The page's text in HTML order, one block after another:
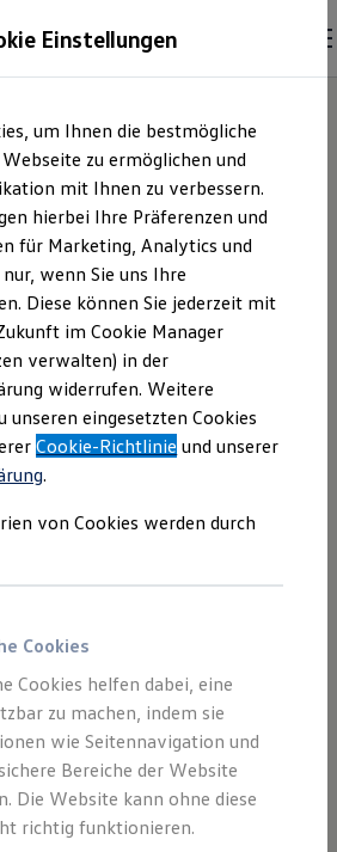
entdecken
und Oldtimer
& Gewerbekunden
und Hersteller finden
entdecken & konfigurieren
& Behörden
Personenbeförderung
& mobile Werkstätten
& Handel
ID Vorteile
Förderung
Vorgängermodelle
Der Caddy
Daten Caddy eHybrid
eHybrid
Daten
technischen Daten und
und Innenmaße desCaddy
einen umfassenden Überblick zu
Sie nach unten, um mehr über die
eHybrid
Daten
Einstellungen
um Ihnen die bestmögliche
zu ermöglichen und
mit Ihnen zu verbessern.
hierbei Ihre Präferenzen und
für Marketing, Analytics und
wenn Sie uns Ihre
Diese können Sie jederzeit mit
im Cookie Manager
verwalten) in der
widerrufen. Weitere
eingesetzten Cookies
Cookie-Richtlinie und unserer
.
von Cookies werden durch
Cookies
Cookies helfen dabei, eine
zu machen, indem sie
wie Seitennavigation und
Bereiche der Website
Die Website kann ohne diese
richtig funktionieren.